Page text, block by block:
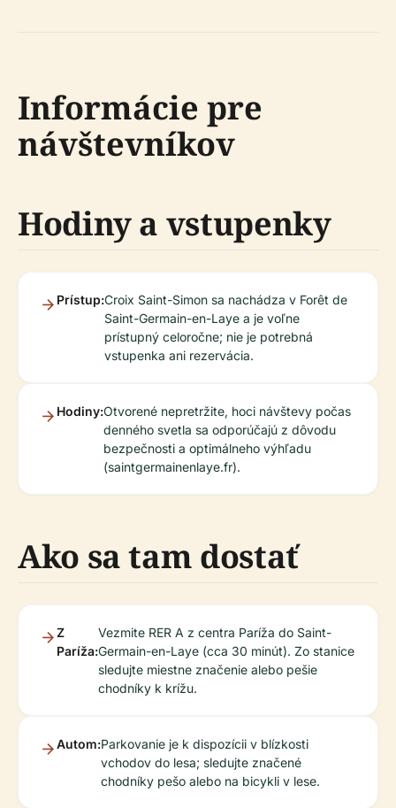
Informácie pre
návštevníkov
Hodiny a vstupenky
Prístup:Croix Saint-Simon sa nachádza v Forêt de
Saint-Germain-en-Laye a je voľne
prístupný celoročne; nie je potrebná
vstupenka ani rezervácia.
Hodiny:Otvorené nepretržite, hoci návštevy počas
denného svetla sa odporúčajú z dôvodu
bezpečnosti a optimálneho výhľadu
(saintgermainenlaye.fr).
Ako sa tam dostať
Z
Paríža:
Vezmite RER A z centra Paríža do Saint-
Germain-en-Laye (cca 30 minút). Zo stanice
sledujte miestne značenie alebo pešie
chodníky k krížu.
Autom:Parkovanie je k dispozícii v blízkosti
vchodov do lesa; sledujte značené
chodníky pešo alebo na bicykli v lese.